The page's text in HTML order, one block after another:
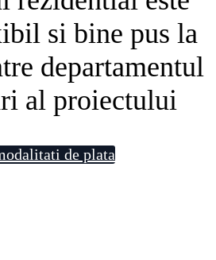
si bine pus la
departamentul
al proiectului
de plata